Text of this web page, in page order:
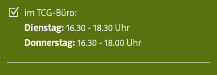
im TCG-Büro:
Dienstag:16.30 - 18.30 Uhr
Donnerstag:16.30 - 18.00 Uhr